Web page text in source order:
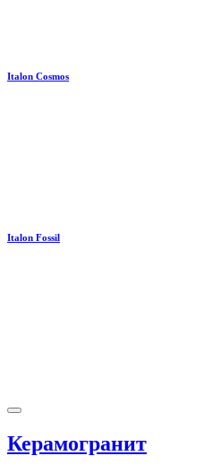
Italon Cosmos
Italon Fossil
Керамогранит